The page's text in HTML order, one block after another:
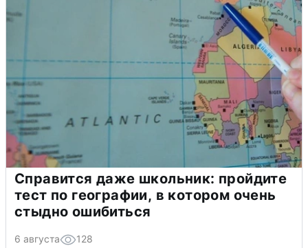
Справится даже школьник: пройдите
тест по географии, в котором очень
стыдно ошибиться
6 августа 128